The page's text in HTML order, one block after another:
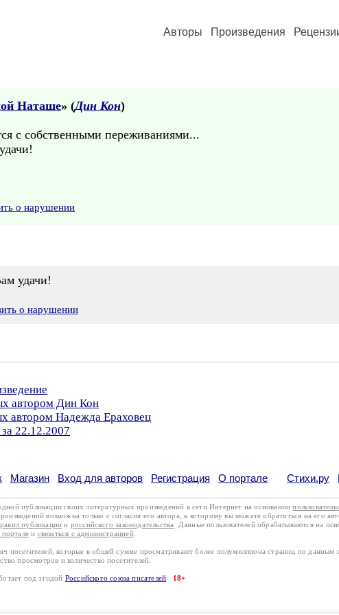
Авторы Произведения
Наташе» (Дин Кон)
с собственными переживаниями...
о нарушении
удачи!
о нарушении
автором Дин Кон
автором Надежда Ераховец
22.12.2007
Магазин Вход для авторов Регистрация О портале Стихи.ру
публикации своих литературных произведений в сети Интернет на основании
возможна только с согласия его автора, к которому вы можете обратиться на его
публикации и российского законодательства . Данные пользователей обрабатываются на
и связаться с администрацией.
посетителей, которые в общей сумме просматривают более полумиллиона страниц по данным
просмотров и количество посетителей.
под эгидой Российского союза писателей 18+